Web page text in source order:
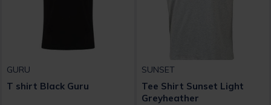
GURU
T shirt Black Guru
SUNSET
Tee Shirt Sunset Light
Greyheather